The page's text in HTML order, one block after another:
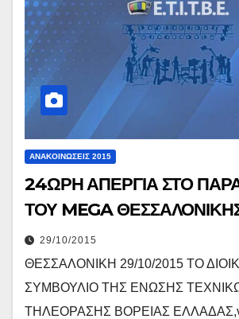
ΑΝΑΚΟΙΝΏΣΕΙΣ 2015
24ΩΡΗ ΑΠΕΡΓΙΑ ΣΤΟ
ΤΟΥ MEGA
29/10/2015
ΘΕΣΣΑΛΟΝΙΚΗ 29/10/2015 ΤΟ
ΣΥΜΒΟΥΛΙΟ ΤΗΣ ΕΝΩΣΗΣ
ΤΗΛΕΟΡΑΣΗΣ ΒΟΡΕΙΑΣ